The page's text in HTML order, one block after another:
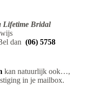
Lifetime Bridal
dan (06) 5758
kan natuurlijk ook…,
in je mailbox.